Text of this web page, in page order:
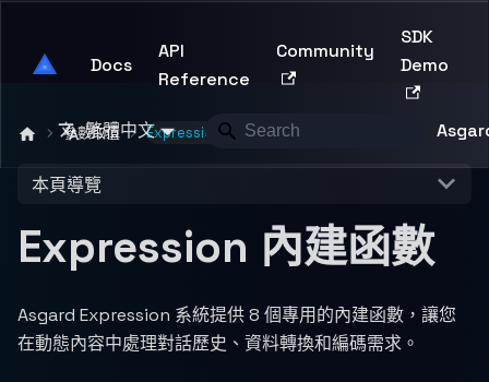
Asgard Developer
Docs
API
Reference
Community
SDK
Demo
繁體中文
參數取值 Expression 內建函數
本頁導覽
Expression 內建函數
Asgard Expression 系統提供 8 個專用的內建函數，讓您
在動態內容中處理對話歷史、資料轉換和編碼需求。